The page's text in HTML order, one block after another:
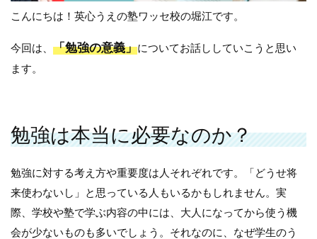
こんにちは！英心うえの塾ワッセ校の堀江です。
今回は、 「勉強の意義」についてお話ししていこうと思い
ます。
勉強は本当に必要なのか？
勉強に対する考え方や重要度は人それぞれです。「どうせ将
来使わないし」と思っている人もいるかもしれません。実
際、学校や塾で学ぶ内容の中には、大人になってから使う機
会が少ないものも多いでしょう。それなのに、なぜ学生のう